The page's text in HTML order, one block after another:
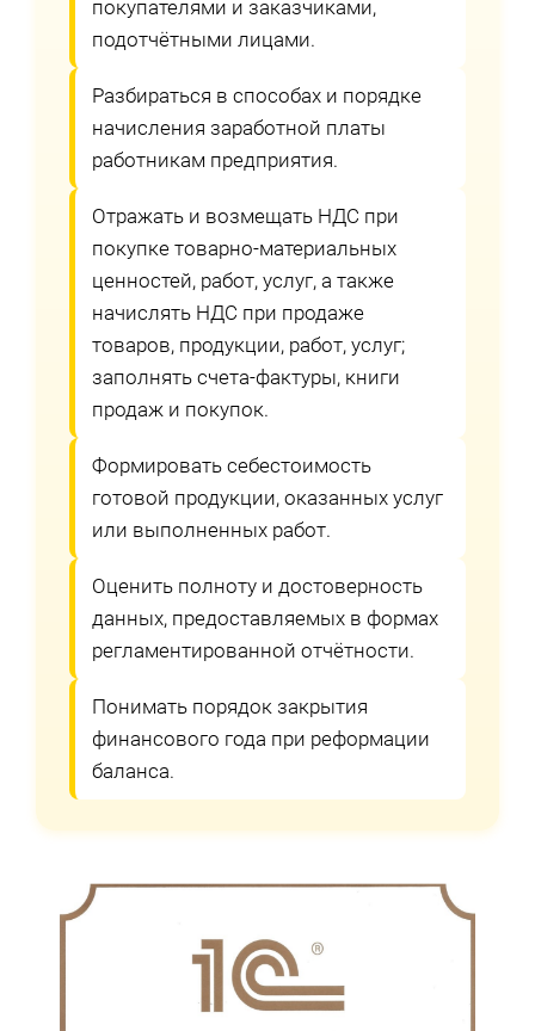
покупателями и заказчиками,
подотчётными лицами.
Разбираться в способах и порядке
начисления заработной платы
работникам предприятия.
Отражать и возмещать НДС при
покупке товарно-материальных
ценностей, работ, услуг, а также
начислять НДС при продаже
товаров, продукции, работ, услуг;
заполнять счета-фактуры, книги
продаж и покупок.
Формировать себестоимость
готовой продукции, оказанных услуг
или выполненных работ.
Оценить полноту и достоверность
данных, предоставляемых в формах
регламентированной отчётности.
Понимать порядок закрытия
финансового года при реформации
баланса.